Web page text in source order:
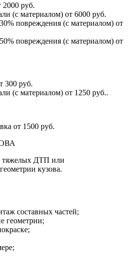
2000 руб.
(с материалом) от 6000 руб.
повреждения (с материалом) от
повреждения (с материалом) от
300 руб.
(с материалом) от 1250 руб..
от 1500 руб.
тяжелых ДТП или
кузова.
составных частей;
геометрии;